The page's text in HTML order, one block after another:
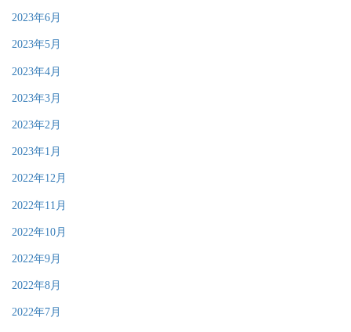
2023年6月
2023年5月
2023年4月
2023年3月
2023年2月
2023年1月
2022年12月
2022年11月
2022年10月
2022年9月
2022年8月
2022年7月